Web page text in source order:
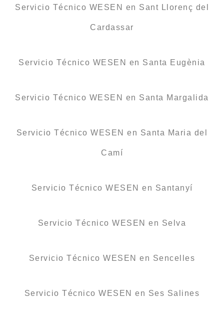
Servicio Técnico WESEN en Sant Llorenç del
Cardassar
Servicio Técnico WESEN en Santa Eugènia
Servicio Técnico WESEN en Santa Margalida
Servicio Técnico WESEN en Santa Maria del
Camí
Servicio Técnico WESEN en Santanyí
Servicio Técnico WESEN en Selva
Servicio Técnico WESEN en Sencelles
Servicio Técnico WESEN en Ses Salines